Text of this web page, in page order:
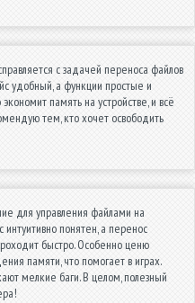
с задачей переноса файлов
удобный, а функции простые и
память на устройстве, и всё
тем, кто хочет освободить
для управления файлами на
интуитивно понятен, а перенос
быстро. Особенно ценю
памяти, что помогает в играх.
мелкие баги. В целом, полезный